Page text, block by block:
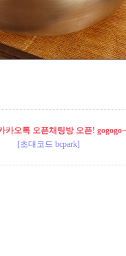
카오톡 오픈채팅방 오픈!
[초대코드 bcpark]